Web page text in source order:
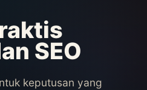
SEO
keputusan yang